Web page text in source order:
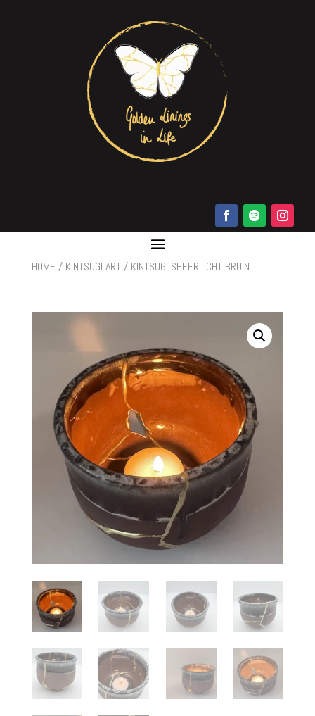
HOME/ KINTSUGI ART/ KINTSUGI SFEERLICHT BRUIN